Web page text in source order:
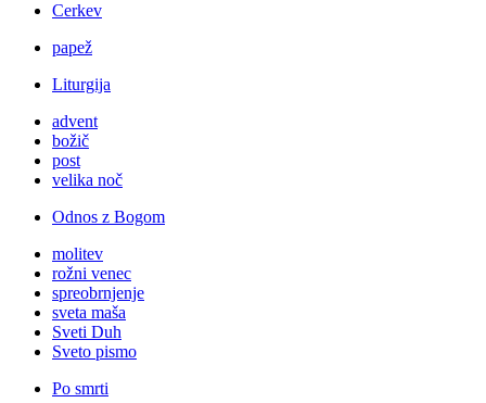
Cerkev
papež
Liturgija
advent
božič
post
velika noč
Odnos z Bogom
molitev
rožni venec
spreobrnjenje
sveta maša
Sveti Duh
Sveto pismo
Po smrti